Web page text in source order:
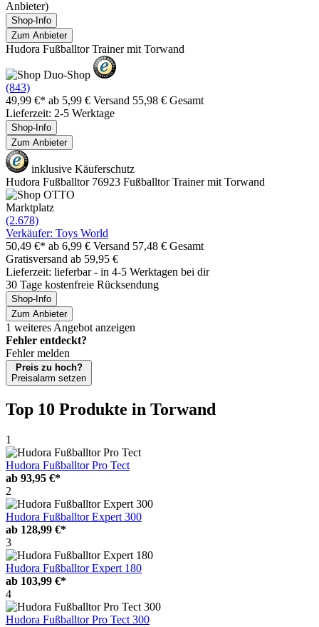
Anbieter)
Shop-Info
Zum Anbieter
Hudora Fußballtor Trainer mit Torwand
(843)
49,99 €* ab 5,99 € Versand 55,98 € Gesamt
Lieferzeit: 2-5 Werktage
Shop-Info
Zum Anbieter
inklusive Käuferschutz
Hudora Fußballtor 76923 Fußballtor Trainer mit Torwand
Marktplatz
(2.678)
Verkäufer: Toys World
50,49 €* ab 6,99 € Versand 57,48 € Gesamt
Gratisversand ab 59,95 €
Lieferzeit: lieferbar - in 4-5 Werktagen bei dir
30 Tage kostenfreie Rücksendung
Shop-Info
Zum Anbieter
1 weiteres Angebot anzeigen
Fehler entdeckt?
Fehler melden
Preis zu hoch?
Preisalarm setzen
Top 10 Produkte in Torwand
1
Hudora Fußballtor Pro Tect
ab 93,95 €*
2
Hudora Fußballtor Expert 300
ab 128,99 €*
3
Hudora Fußballtor Expert 180
ab 103,99 €*
4
Hudora Fußballtor Pro Tect 300